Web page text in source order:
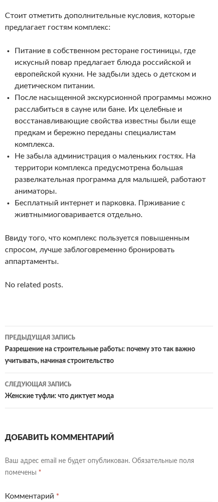
Стоит отметить дополнительные кусловия, которые
предлагает гостям комплекс:
Питание в собственном ресторане гостиницы, где
искусный повар предлагает блюда российской и
европейской кухни. Не задбыли здесь о детском и
диетическом питании.
После насыщенной экскурсионной программы можно
расслабиться в сауне или бане. Их целебные и
восстанавливающие свойства известны были еще
предкам и бережно переданы специалистам
комплекса.
Не забыла администрация о маленьких гостях. На
территори комплекса предусмотрена большая
развелкательная программа для малышей, работают
аниматоры.
Бесплатный интернет и парковка. Прживание с
живтнымиоговаривается отдельно.
Ввиду того, что комплекс пользуется повышенным
спросом, лучше заблоговременно бронировать
аппартаменты.
No related posts.
Навигация
по
записям
ПРЕДЫДУЩАЯ ЗАПИСЬ
Разрешение на строительные работы: почему это так важно
учитывать, начиная строительство
СЛЕДУЮЩАЯ ЗАПИСЬ
Женские туфли: что диктует мода
ДОБАВИТЬ КОММЕНТАРИЙ
Ваш адрес email не будет опубликован. Обязательные поля
помечены *
Комментарий *